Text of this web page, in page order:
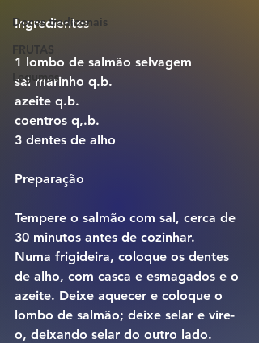
Doces tradiconais
FRUTAS
Legumes
Ingredientes
1 lombo de salmão selvagem
sal marinho q.b.
azeite q.b.
coentros q,.b.
3 dentes de alho
Preparação
Tempere o salmão com sal, cerca de
30 minutos antes de cozinhar.
Numa frigideira, coloque os dentes
de alho, com casca e esmagados e o
azeite. Deixe aquecer e coloque o
lombo de salmão; deixe selar e vire-
o, deixando selar do outro lado.